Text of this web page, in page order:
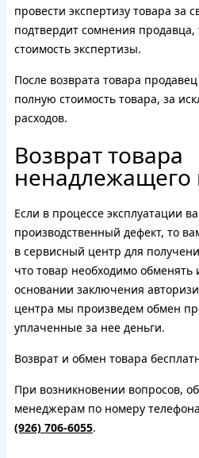
провести экспертизу товара за
подтвердит сомнения
стоимость экспертизы.
После возврата товара
полную стоимость товара, за
расходов.
Возврат товара
ненадлежащего
Если в процессе эксплуатации
производственный дефект, то
в сервисный центр для
что товар необходимо
основании заключения
центра мы произведем обмен
уплаченные за нее деньги.
Возврат и обмен товара
При возникновении вопросов,
менеджерам по номеру
(926) 706-6055.